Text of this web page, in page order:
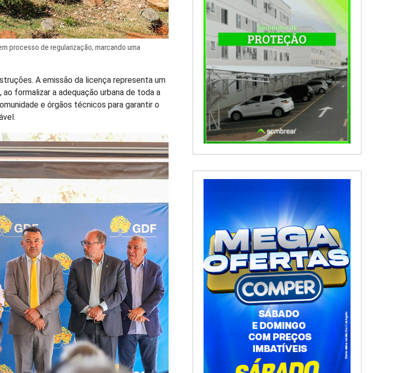
processo de regularização, marcando uma
A emissão da licença representa um
formalizar a adequação urbana de toda a
e órgãos técnicos para garantir o